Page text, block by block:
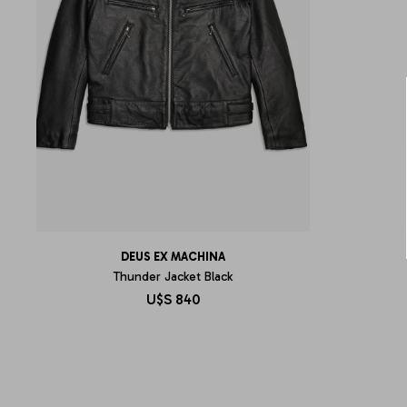
DEUS EX MACHINA
Thunder Jacket Black
U$S 840